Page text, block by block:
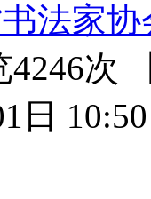
法家协
4246次
日 10:50